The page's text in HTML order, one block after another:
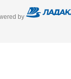
by